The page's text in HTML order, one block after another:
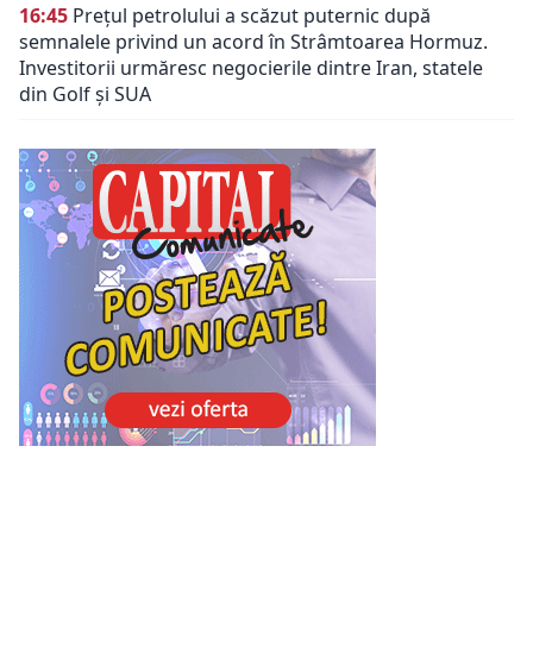
16:45 Prețul petrolului a scăzut puternic după
semnalele privind un acord în Strâmtoarea Hormuz.
Investitorii urmăresc negocierile dintre Iran, statele
din Golf și SUA